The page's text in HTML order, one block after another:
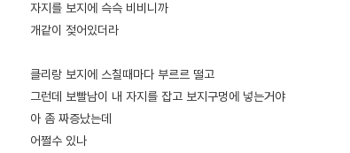
자지를 보지에 슥슥 비비니까
개같이 젖어있더라
클리랑 보지에 스칠때마다 부르르 떨고
그런데 보빨남이 내 자지를 잡고 보지구멍에 넣는거야
아 좀 짜증났는데
어쩔수 있나